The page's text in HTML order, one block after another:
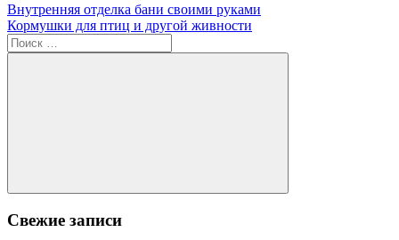
Навигация
по
записям
Предыдущая
запись:
Внутренняя отделка бани своими руками
Следующая
запись:
Кормушки для птиц и другой живности
Поиск
для:
Поиск
Свежие записи